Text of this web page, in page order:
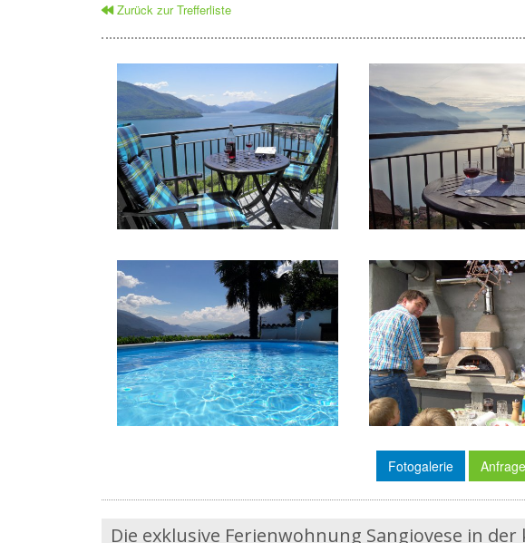
Zurück zur Trefferliste
Fotogalerie
Die exklusive Ferienwohnung Sangiovese in